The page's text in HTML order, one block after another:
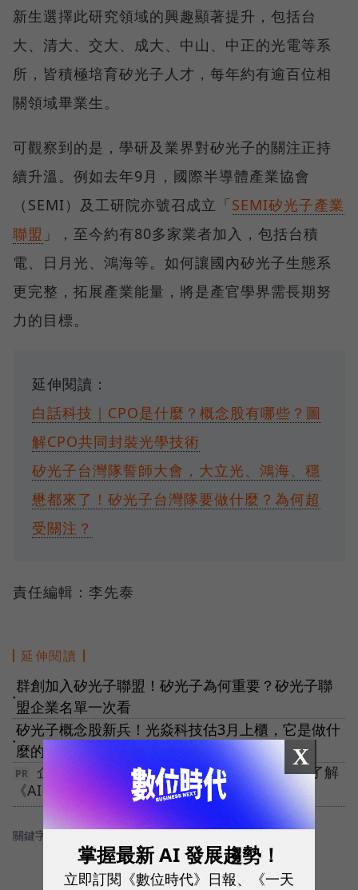
新生選擇此研究領域的興趣顯著提升，包括台
大、清大、交大、成大、中山、中正的光電等系
所，皆積極培育矽光子人才，每年約有逾百位相
關領域畢業生。
可觀察到的是，學研及業界對矽光子的關注正持
續升溫。例如去年9月，國際半導體產業協會
（SEMI）及工研院亦號召成立「SEMI矽光子產業
聯盟 」，至今約有80多家業者加入，包括台積
電、日月光、鴻海等。如何讓國內矽光子生態系
更完整，拓展產業能量，將是產官學界需長期努
力的目標。
延伸閱讀：
白話科技｜CPO是什麼？概念股有哪些？圖
解CPO共同封裝光學技術
矽光子台灣隊誓師大會，大立光、鴻海、穩
懋都來了！矽光子台灣隊要做什麼？為何超
受關注？
責任編輯：李先泰
延伸閱讀
●
群創加入矽光子聯盟！矽光子為何重要？矽光子聯
盟企業名單一次看
●
矽光子概念股新兵！光焱科技估3月上櫃，它是做什
麼的？核心技術、客戶一次看
企業搶單，從建立跨境工作流程開始！立即了解
《AI 人才全方位實戰課》
關鍵字：
X
掌握最新 AI 發展趨勢！
立即訂閱《數位時代》日報、《一天